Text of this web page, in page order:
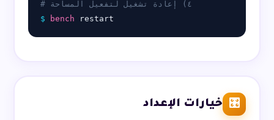
# ٤) إعادة تشغيل لتفعيل المساحة
$
bench restart
🎛️ خيارات الإعداد